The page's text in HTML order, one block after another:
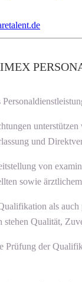
und
von
sowie
als
Qualität,
der